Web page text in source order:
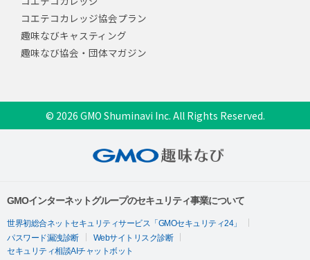
コエテコカレッジ協会プラン
趣味なびキャスティング
趣味なび協会・団体マガジン
© 2026 GMO Shuminavi Inc. All Rights Reserved.